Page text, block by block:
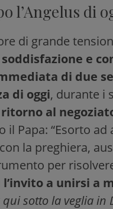
l’Angelus di
di grande
e
di due
di oggi, durante i
al
il Papa: “Esorto
la preghiera,
per
a unirsi a
sotto la veglia in